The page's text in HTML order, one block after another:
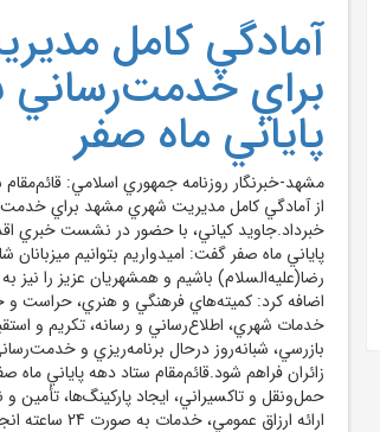
آمادگي کامل
براي خدمت‌رساني
پاياني ماه صفر
مشهد-خبرنگار روزنامه جمهوري اسلامي:
از آمادگي کامل مديريت شهري مشهد براي
خبرداد.جاويد کياني، با حضور در نشست خبري
پاياني ماه صفر گفت: اميدواريم بتوانيم
رضا(عليه‌السلام) باشيم و همشهريان عزيز را
اضافه کرد: کميته‌هاي فرهنگي و هنري، حراست
خدمات شهري، اطلاع‌رساني و رسانه، تکريم و
بازرسي، شبانه‌روز درحال برنامه‌ريزي و
زائران فراهم شود.قائم‌مقام ستاد دهه پاياني
حمل‌ونقل و تاکسيراني، ايجاد پارکينگ‌ها، تأمين
ارائه ارزاق